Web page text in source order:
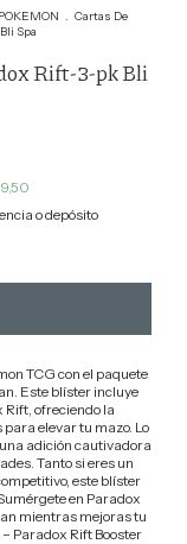
POKEMON . Cartas De
Spa
Rift-3-pk Bli
o depósito
TCG con el paquete
Este blíster incluye
Rift, ofreciendo la
elevar tu mazo. Lo
adición cautivadora
Tanto si eres un
este blíster
en Paradox
mientras mejoras tu
Paradox Rift Booster